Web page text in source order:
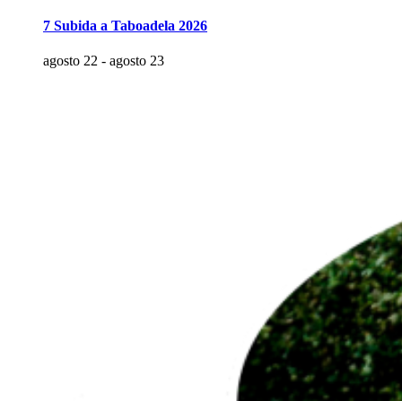
7 Subida a Taboadela 2026
agosto 22 - agosto 23